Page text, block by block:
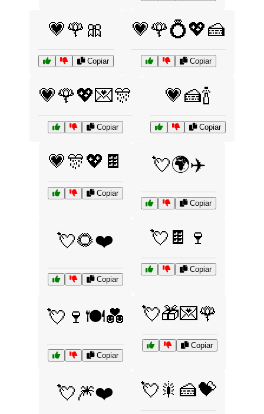
💗🌹🎀
Copiar
💗🌹💍💖🍰
Copiar
💗🌹💖💌🎊
Copiar
💗🍰🍾
Copiar
💗🎊💖🍫
Copiar
💘🌍✈️
Copiar
💘🌻❤️
Copiar
💘🍫🍷
Copiar
💘🍷🍽️💑
Copiar
💘🎁💌🌹
Copiar
💘🎆❤️ 💘🎇🍰💝